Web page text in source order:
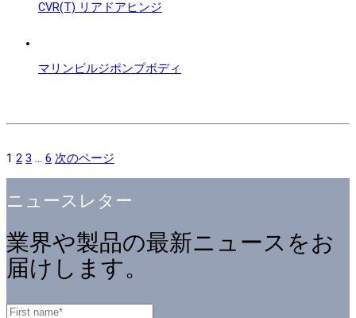
CVR(T) リアドアヒンジ
マリンビルジポンプボディ
1 2 3 ... 6 次のページ
ニュースレター
業界や製品の最新ニュースをお
届けします。